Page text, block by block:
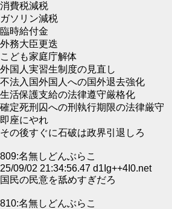
消費税減税
ガソリン減税
臨時給付金
外務大臣更迭
こども家庭庁解体
外国人実習生制度の見直し
不法入国外国人への国外退去強化
生活保護支給の法律遵守厳格化
確定死刑囚への刑執行期限の法律厳守
即座にやれ
その後すぐに石破は政界引退しろ
809:名無しどんぶらこ
25/09/02 21:34:56.47 d1Ig++4I0.net
国民の民意を舐めすぎだろ
810:名無しどんぶらこ